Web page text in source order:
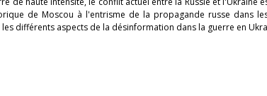
de Moscou à l'entrisme de la propagande russe dans
différents aspects de la désinformation dans la guerre en